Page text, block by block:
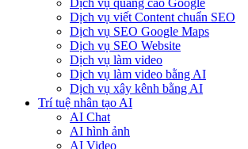
Dịch vụ quảng cáo Google
Dịch vụ viết Content chuẩn SEO
Dịch vụ SEO Google Maps
Dịch vụ SEO Website
Dịch vụ làm video
Dịch vụ làm video bằng AI
Dịch vụ xây kênh bằng AI
Trí tuệ nhân tạo AI
AI Chat
AI hình ảnh
AI Video